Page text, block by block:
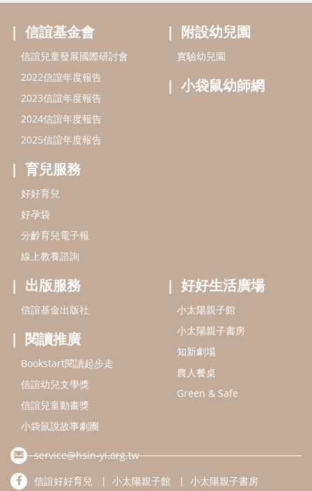
信誼基金會
信誼兒童發展國際研討會
2022信誼年度報告
2023信誼年度報告
2024信誼年度報告
2025信誼年度報告
育兒服務
好好育兒
好孕袋
分齡育兒電子報
線上教養諮詢
附設幼兒園
實驗幼兒園
小袋鼠幼師網
出版服務
信誼基金出版社
閱讀推廣
Bookstart閱讀起步走
信誼幼兒文學獎
信誼兒童動畫獎
小袋鼠說故事劇團
好好生活廣場
小太陽親子館
小太陽親子書房
知新劇場
農人餐桌
Green & Safe
service@hsin-yi.org.tw
信誼好好育兒
小太陽親子館 小太陽親子書房